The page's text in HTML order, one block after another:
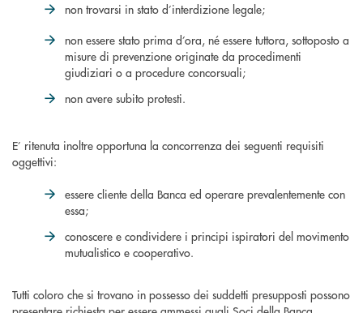
non trovarsi in stato d’interdizione legale;
non essere stato prima d’ora, né essere tuttora, sottoposto a
misure di prevenzione originate da procedimenti
giudiziari o a procedure concorsuali;
non avere subito protesti.
E’ ritenuta inoltre opportuna la concorrenza dei seguenti requisiti
oggettivi:
essere cliente della Banca ed operare prevalentemente con
essa;
conoscere e condividere i principi ispiratori del movimento
mutualistico e cooperativo.
Tutti coloro che si trovano in possesso dei suddetti presupposti possono